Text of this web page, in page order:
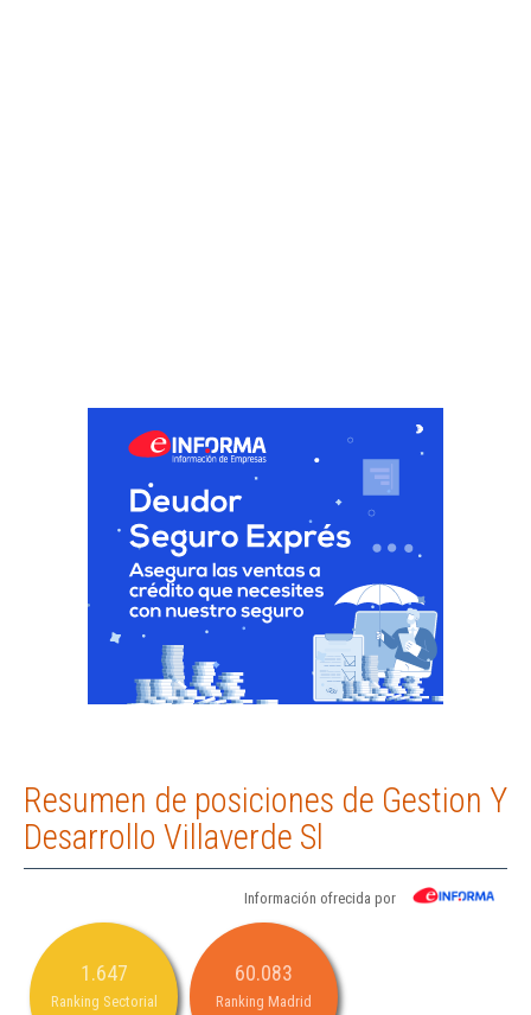
Resumen de posiciones de Gestion Y
Desarrollo Villaverde Sl
Información ofrecida por
1.647
Ranking Sectorial
60.083
Ranking Madrid